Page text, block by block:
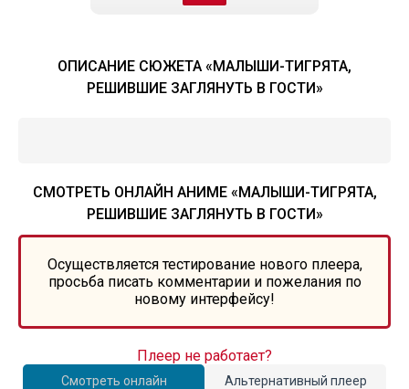
ОПИСАНИЕ СЮЖЕТА «МАЛЫШИ-ТИГРЯТА,
РЕШИВШИЕ ЗАГЛЯНУТЬ В ГОСТИ»
СМОТРЕТЬ ОНЛАЙН АНИМЕ «МАЛЫШИ-ТИГРЯТА,
РЕШИВШИЕ ЗАГЛЯНУТЬ В ГОСТИ»
Осуществляется тестирование нового плеера,
просьба писать комментарии и пожелания по
новому интерфейсу!
Смотреть онлайн Альтернативный плеер
Плеер не работает?